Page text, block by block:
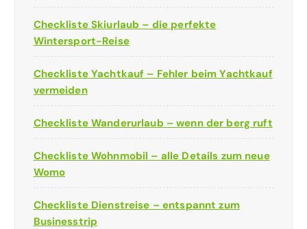
Checkliste Skiurlaub – die perfekte
Wintersport-Reise
Checkliste Yachtkauf – Fehler beim Yachtkauf
vermeiden
Checkliste Wanderurlaub – wenn der berg ruft
Checkliste Wohnmobil – alle Details zum neue
Womo
Checkliste Dienstreise – entspannt zum
Businesstrip